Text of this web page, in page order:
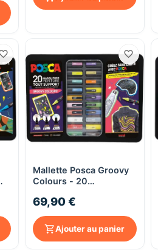
Aperçu rapide
Mallette Posca Groovy
Colours - 20
PC3M, PC5M
69,90 €
Ajouter au panier